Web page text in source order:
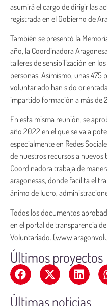
asumirá el cargo de dirigir las
registrada en el Gobierno de
También se presentó la
año, la Coordinadora
talleres de sensibilización en
personas. Asimismo, unas 475
voluntariado han sido
impartido formación a más de
En esta misma reunión, se
año 2022 en el que se va a
especialmente en Redes
de nuestros recursos a
Coordinadora trabaja de
aragonesas, donde facilita el
ánimo de lucro,
Todos los documentos
en el portal de transparencia
Voluntariado.
Últimos proyectos
Últimas noticias